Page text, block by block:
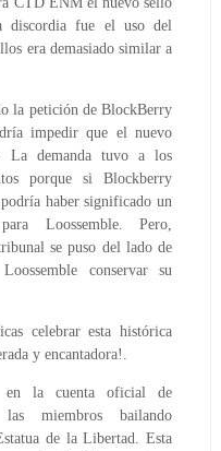
discordia fue el uso del
era demasiado similar a
la petición de BlockBerry
impedir que el nuevo
La demanda tuvo a los
porque si Blockberry
haber significado un
Loossemble. Pero,
se puso del lado de
conservar su
celebrar esta histórica
y encantadora!.
la cuenta oficial de
miembros bailando
de la Libertad.Esta